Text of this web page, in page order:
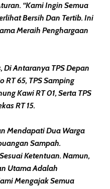
“Kami Ingin Semua
Bersih Dan Tertib. Ini
Meraih Penghargaan
Di Antaranya TPS Depan
RT 65, TPS Samping
Kawi RT 01, Serta TPS
RT 15.
Mendapati Dua Warga
Sampah.
Ketentuan. Namun,
Utama Adalah
Mengajak Semua